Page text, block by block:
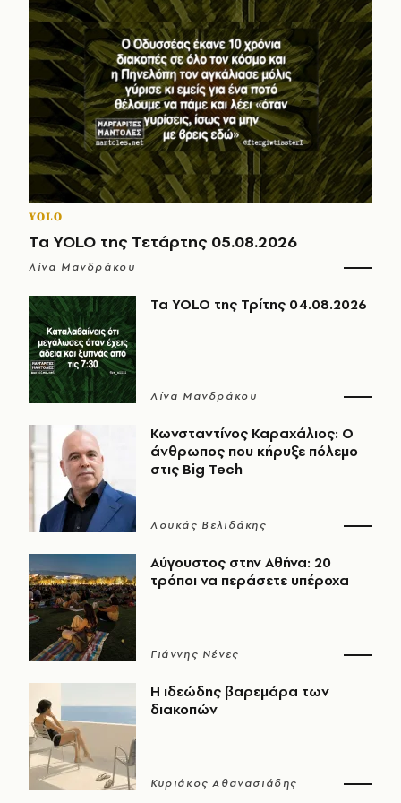
YOLO
Τα YOLO της Τετάρτης 05.08.2026
Λίνα Μανδράκου
Τα YOLO της Τρίτης 04.08.2026
Λίνα Μανδράκου
Κωνσταντίνος Καραχάλιος: Ο
άνθρωπος που κήρυξε πόλεμο
στις Big Tech
Λουκάς Βελιδάκης
Αύγουστος στην Αθήνα: 20
τρόποι να περάσετε υπέροχα
Γιάννης Νένες
Η ιδεώδης βαρεμάρα των
διακοπών
Κυριάκος Αθανασιάδης